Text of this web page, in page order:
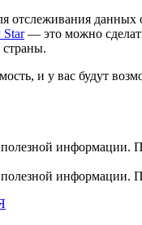
отслеживания
Star— это можно
страны.
и у вас будут
информации.
информации.